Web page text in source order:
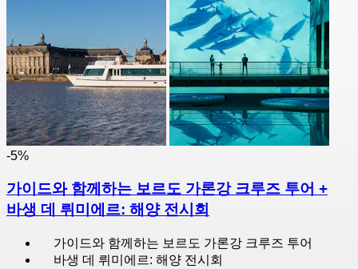
-5%
가이드와 함께하는 보르도 가론강 크루즈 투어 +
바생 데 뤼미에르: 해양 전시회
가이드와 함께하는 보르도 가론강 크루즈 투어
바생 데 뤼미에르: 해양 전시회